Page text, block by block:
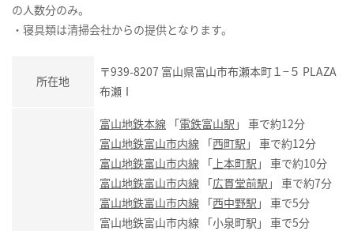
の人数分のみ。
・寝具類は清掃会社からの提供となります。
所在地
〒939-8207 富山県富山市布瀬本町１−５ PLAZA
布瀬Ⅰ
富山地鉄本線 「電鉄富山駅 」 車で約12分
富山地鉄富山市内線 「西町駅 」 車で約12分
富山地鉄富山市内線 「 上本町駅 」 車で約10分
富山地鉄富山市内線 「広貫堂前駅 」 車で約7分
富山地鉄富山市内線 「西中野駅 」 車で5分
富山地鉄富山市内線 「小泉町駅」 車で5分